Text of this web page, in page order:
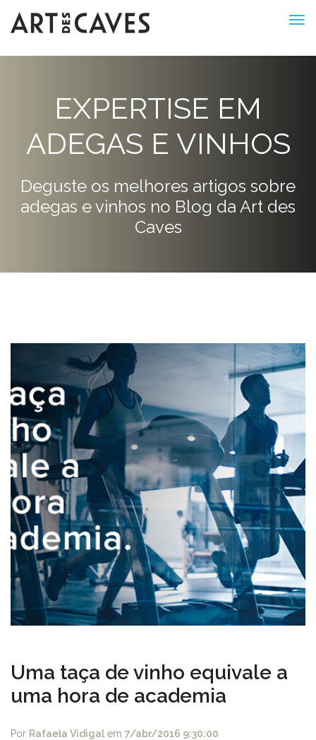
EXPERTISE EM
ADEGAS E VINHOS
Deguste os melhores artigos sobre
adegas e vinhos no Blog da Art des
Caves
Uma taça de vinho equivale a
uma hora de academia
Por Rafaela Vidigal em 7/abr/2016 9:30:00